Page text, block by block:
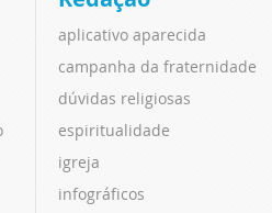
aplicativo aparecida
campanha da fraternidade
dúvidas religiosas
espiritualidade
igreja
infográficos